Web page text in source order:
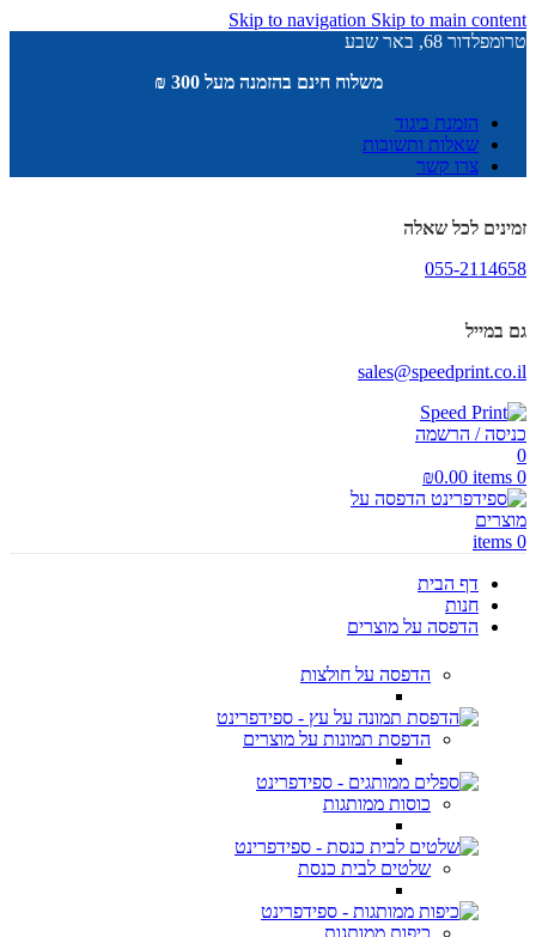
Skip to navigation Skip to main content
טרומפלדור 68, באר שבע
משלוח חינם בהזמנה מעל 300 ₪
הזמנת ביגוד
שאלות ותשובות
צרו קשר
זמינים לכל שאלה
055-2114658
גם במייל
sales@speedprint.co.il
כניסה / הרשמה
0
0
items
₪0.00
0
items
דף הבית
חנות
הדפסה על מוצרים
הדפסה על חולצות
הדפסת תמונות על מוצרים
כוסות ממותגות
שלטים לבית כנסת
כיפות ממותגות